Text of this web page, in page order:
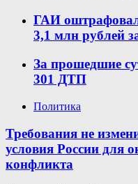
ГАИ
3,1 млн рублей
За прошедшие
301 ДТП
Политика
Требования не
условия России для
конфликта